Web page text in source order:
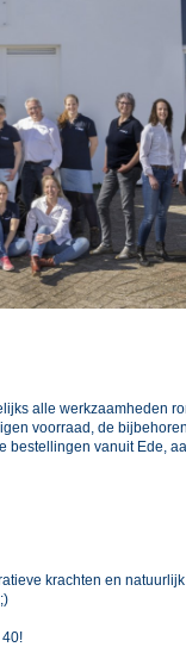
alle werkzaamheden
voorraad, de
bestellingen vanuit Ede,
krachten en